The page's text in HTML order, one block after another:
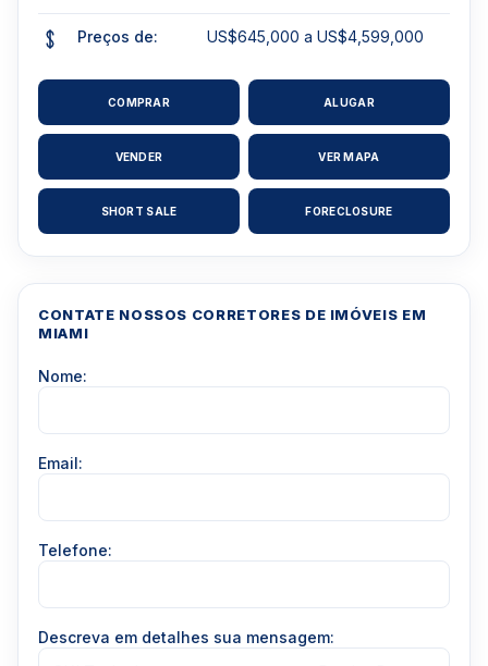
Preços de: US$645,000 a US$4,599,000
COMPRAR ALUGAR
VENDER VER MAPA
SHORT SALE FORECLOSURE
CONTATE NOSSOS CORRETORES DE IMÓVEIS EM
MIAMI
Nome:
Email:
Telefone:
Descreva em detalhes sua mensagem: